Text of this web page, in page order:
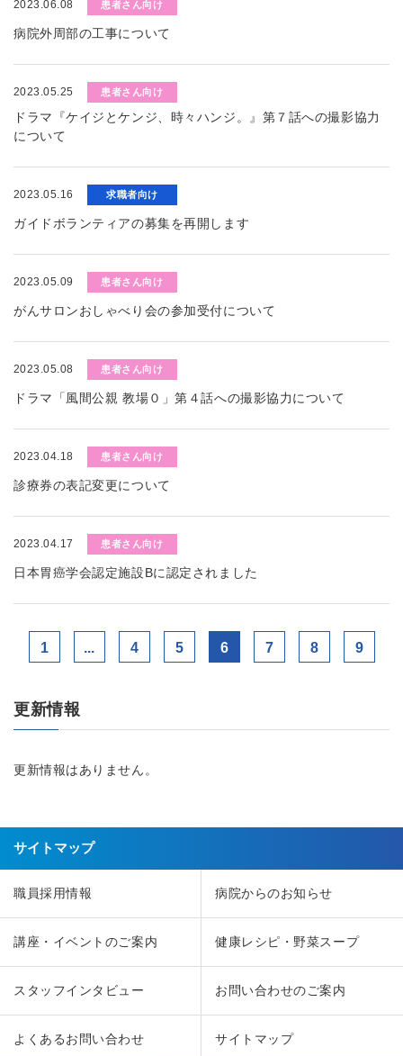
2023.06.08 患者さん向け
病院外周部の工事について
2023.05.25 患者さん向け
ドラマ『ケイジとケンジ、時々ハンジ。』第７話への撮影協力
について
2023.05.16 求職者向け
ガイドボランティアの募集を再開します
2023.05.09 患者さん向け
がんサロンおしゃべり会の参加受付について
2023.05.08 患者さん向け
ドラマ「風間公親 教場０」第４話への撮影協力について
2023.04.18 患者さん向け
診療券の表記変更について
2023.04.17 患者さん向け
日本胃癌学会認定施設Bに認定されました
1 ... 4 5 6 7 8 9
更新情報
更新情報はありません。
サイトマップ
職員採用情報 病院からのお知らせ
講座・イベントのご案内 健康レシピ・野菜スープ
スタッフインタビュー お問い合わせのご案内
よくあるお問い合わせ サイトマップ